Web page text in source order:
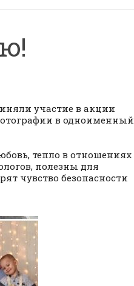
участие в акции
в одноименный
тепло в отношениях
полезны для
чувство безопасности